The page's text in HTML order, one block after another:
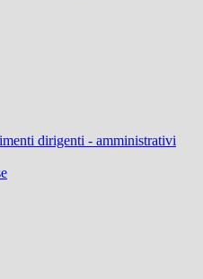
dirigenti - amministrativi